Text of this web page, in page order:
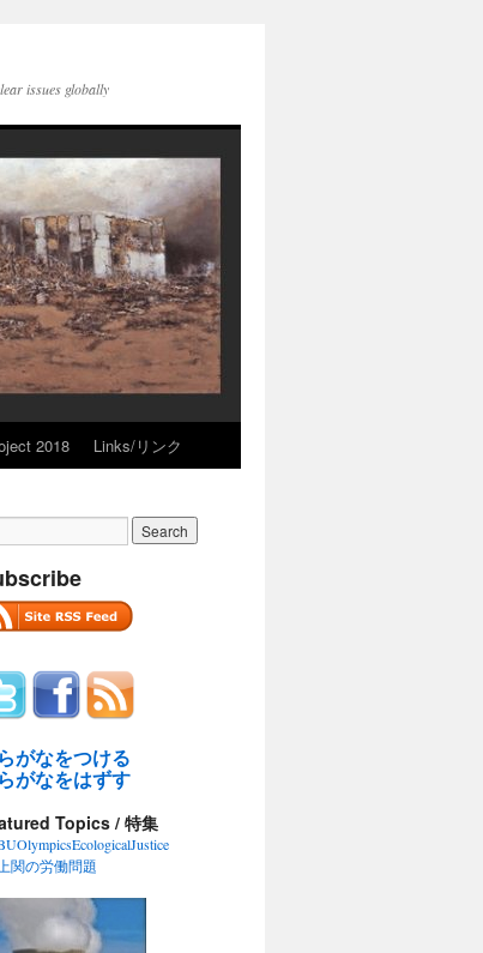
issues globally
2018 Links/リンク
がなをつける
がなをはずす
Topics / 特集
上関の労働問題